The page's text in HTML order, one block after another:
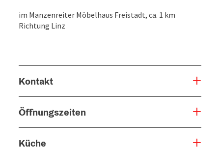
im Manzenreiter Möbelhaus Freistadt, ca. 1 km
Richtung Linz
Kontakt
Öffnungszeiten
Küche